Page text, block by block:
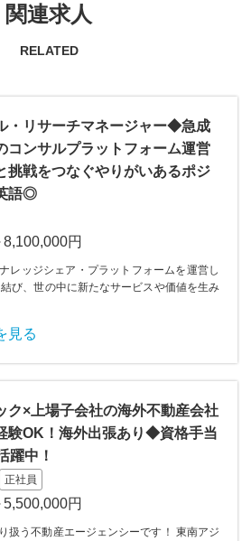
関連求人
RELATED
・リサーチマネージャー◆急成
コンサルプラットフォーム運営
戦をつなぐやりがいあるポジ
語◎
円
レッジシェア・プラットフォームを運営し
び、世の中に新たなサービスや価値を生み
見る
ク×上場子会社の海外不動産会社
験OK！海外出張あり◆資格手当
躍中！
正社員
円
扱う不動産エージェンシーです！ 東南アジ